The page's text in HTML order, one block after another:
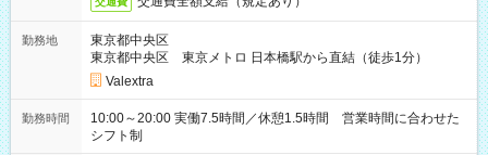
勤務地
東京都中央区
東京都中央区 東京メトロ 日本橋駅から直結（徒歩1分）
Valextra
勤務時間
10:00～20:00 実働7.5時間／休憩1.5時間 営業時間に合わせた
シフト制